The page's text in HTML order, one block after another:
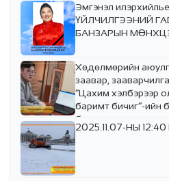
Эмгэнэл
ҮЙЛЧИЛГЭЭНИЙ
БАНЗАРЫН
Хөдөлмөрийн
заавар,
“Цахим хэлбэрээр
баримт бичиг”-ийн
боллоо.
2025.11.07-НЫ